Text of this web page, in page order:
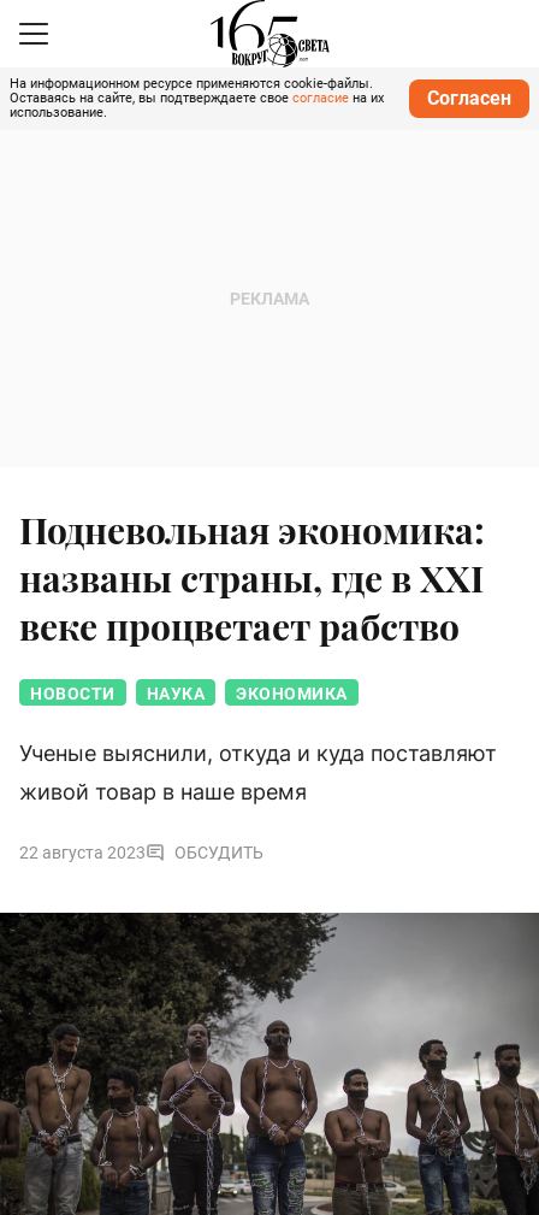
На информационном ресурсе применяются cookie-файлы.
Оставаясь на сайте, вы подтверждаете свое согласие на их
использование.
Согласен
Подневольная экономика:
названы страны, где в XXI
веке процветает рабство
НОВОСТИ НАУКА ЭКОНОМИКА
Ученые выяснили, откуда и куда поставляют
живой товар в наше время
22 августа 2023 ОБСУДИТЬ